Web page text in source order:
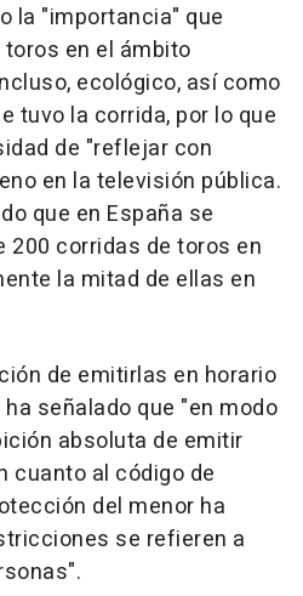
la "importancia" que
en el ámbito
ecológico, así como
tuvo la corrida, por lo que
de "reflejar con
en la televisión pública.
que en España se
corridas de toros en
la mitad de ellas en
de emitirlas en horario
señalado que "en modo
absoluta de emitir
cuanto al código de
del menor ha
se refieren a